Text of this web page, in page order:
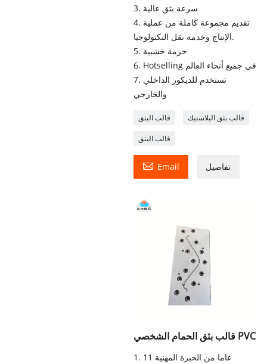
3. سرعة بثق عالية
4. تقديم مجموعة كاملة من عملية
الإنتاج وخدمة نقل التكنولوجيا.
5. حزمة خشبية
6. Hotselling في جميع أنحاء العالم
7. تستخدم للديكور الداخلي
والخارجي
قالب البثق قالب بثق البلاستيك
قالب البثق
 Email تفاصيل
قالب بثق الحمام الشخصي PVC
1. 11 عاما من الخبرة المهنية